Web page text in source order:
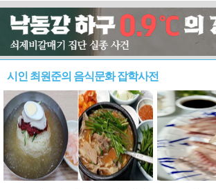
시인 최원준의 음식문화 잡학사전